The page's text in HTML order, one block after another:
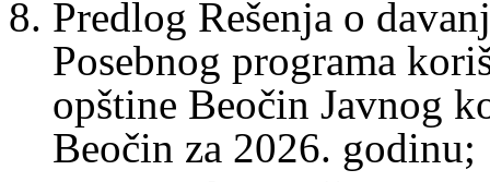
Predlog Rešenja o
Posebnog programa
opštine Beočin Javnog
Beočin za 2026. godinu;